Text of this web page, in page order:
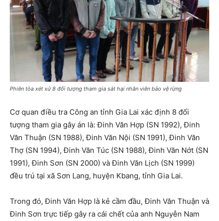
Phiên tòa xét xử 8 đối tượng tham gia sát hại nhân viên bảo vệ rừng
Cơ quan điều tra Công an tỉnh Gia Lai xác định 8 đối
tượng tham gia gây án là: Đinh Văn Hợp (SN 1992), Đinh
Văn Thuận (SN 1988), Đinh Văn Nội (SN 1991), Đinh Văn
Thợ (SN 1994), Đinh Văn Túc (SN 1988), Đinh Văn Nớt (SN
1991), Đinh Sơn (SN 2000) và Đinh Văn Lịch (SN 1999)
đều trú tại xã Sơn Lang, huyện Kbang, tỉnh Gia Lai.
Trong đó, Đinh Văn Hợp là kẻ cầm đầu, Đinh Văn Thuận và
Đinh Sơn trực tiếp gây ra cái chết của anh Nguyễn Nam